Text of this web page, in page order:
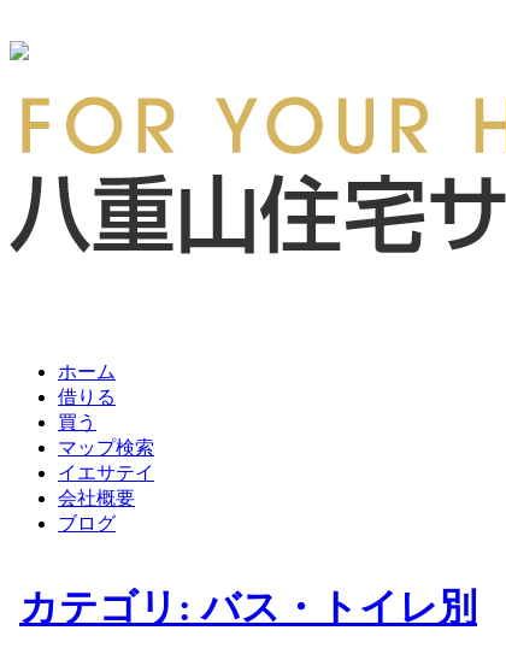
ホーム
借りる
買う
マップ検索
イエサテイ
会社概要
ブログ
カテゴリ: バス・トイレ別